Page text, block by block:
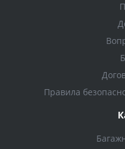
Правила